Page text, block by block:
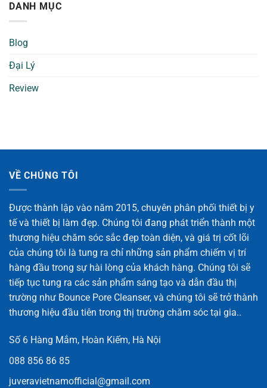
DANH MỤC
Blog
Đại Lý
Review
VỀ CHÚNG TÔI
Được thành lập vào năm 2015, chuyên phân phối thiết bị y
tế và thiết bị làm đẹp. Chúng tôi đang phát triển thành một
thương hiệu chăm sóc sắc đẹp toàn diện, và giá trị cốt lõi
của chúng tôi là tung ra chỉ những sản phẩm chiếm vị trí
hàng đầu trong sự hài lòng của khách hàng. Chúng tôi sẽ
tiếp tục tung ra các sản phẩm sáng tạo và dẫn đầu thị
trường như Bounce Pore Cleanser, và chúng tôi sẽ trở thành
thương hiệu đầu tiên trong thị trường chăm sóc tại gia..
Số 6 Hàng Mắm, Hoàn Kiếm, Hà Nội
088 856 86 85
juveravietnamofficial@gmail.com